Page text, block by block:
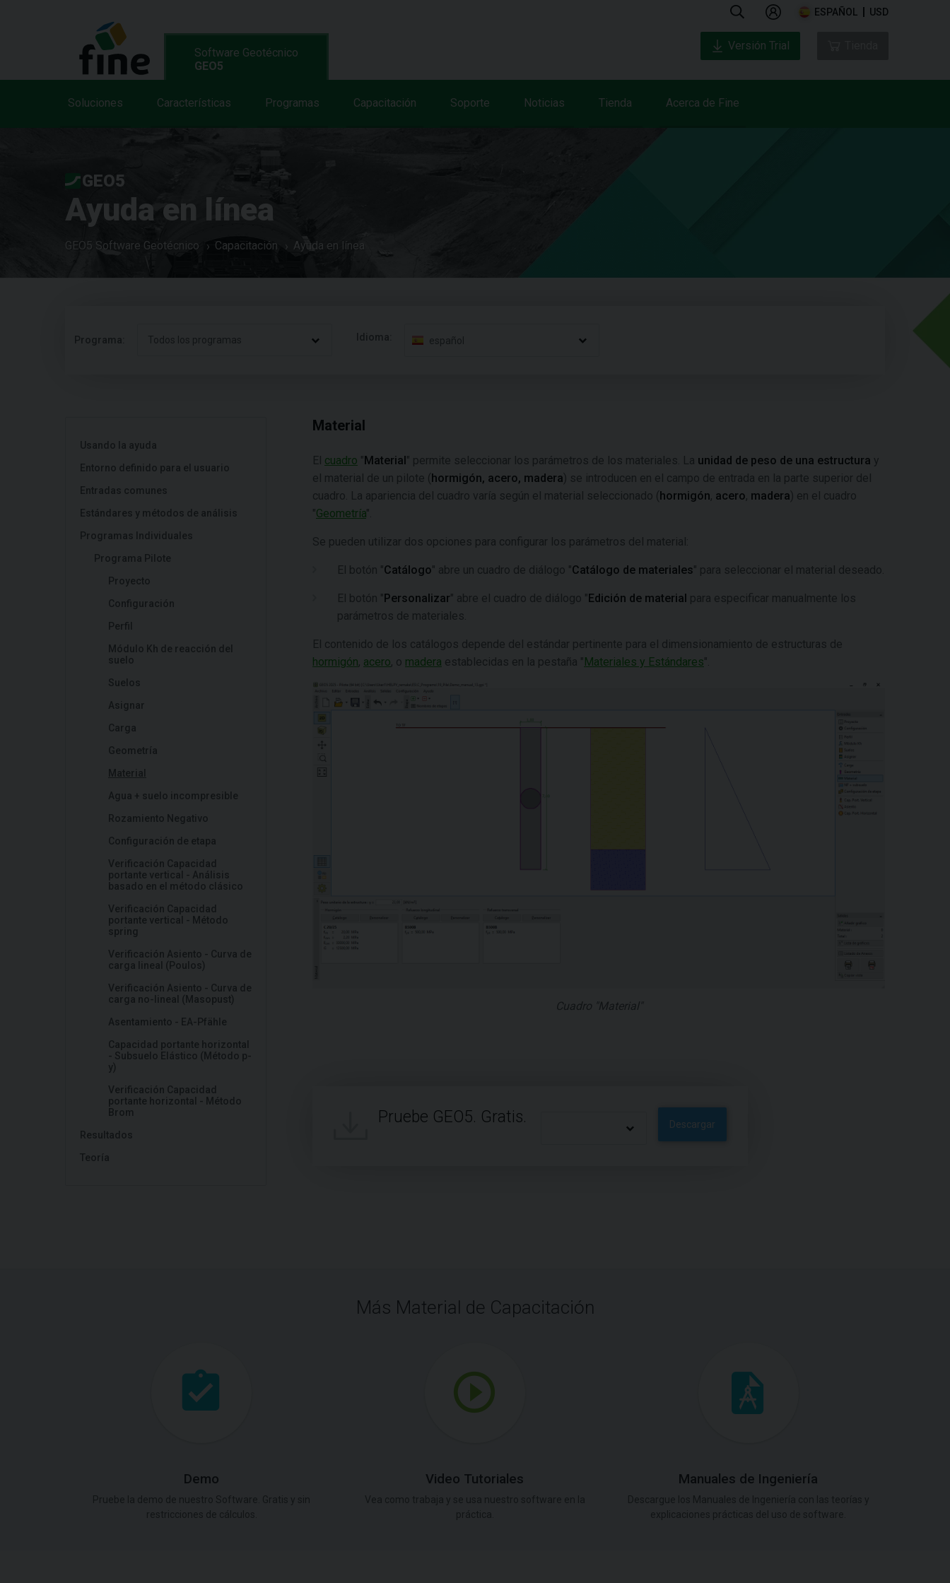
ESPAÑOL USD
Software Geotécnico
GEO5
Soluciones Características Programas Capacitación Soporte Noticias Tienda Acerca de Fine
Versión Trial
GEO5
Ayuda en línea
GEO5 Software Geotécnico Capacitación Ayuda en línea
Programa: Todos los programas Idioma: español
Usando la ayuda
Entorno definido para el usuario
Entradas comunes
Estándares y métodos de análisis
Programas Individuales
Programa Pilote
Proyecto
Configuración
Perfil
Módulo Kh de reacción del
suelo
Suelos
Asignar
Carga
Geometría
Material
Agua + suelo incompresible
Rozamiento Negativo
Configuración de etapa
Verificación Capacidad
portante vertical - Análisis
basado en el método clásico
Verificación Capacidad
portante vertical - Método
spring
Verificación Asiento - Curva de
carga lineal (Poulos)
Verificación Asiento - Curva de
carga no-lineal (Masopust)
Asentamiento - EA-Pfähle
Capacidad portante horizontal
- Subsuelo Elástico (Método p-
y)
Verificación Capacidad
portante horizontal - Método
Brom
Resultados
Teoría
Material
El cuadro "Material" permite seleccionar los parámetros de los materiales. La unidad de peso de una estructura y
el material de un pilote ( hormigón, acero, madera) se introducen en el campo de entrada en la parte superior del
cuadro. La apariencia del cuadro varía según el material seleccionado ( hormigón, acero, madera) en el cuadro
"Geometría".
Se pueden utilizar dos opciones para configurar los parámetros del material:
El botón "Catálogo" abre un cuadro de diálogo "Catálogo de materiales" para seleccionar el material deseado.
El botón "Personalizar" abre el cuadro de diálogo "Edición de material para especificar manualmente los
parámetros de materiales.
El contenido de los catálogos depende del estándar pertinente para el dimensionamiento de estructuras de
hormigón, acero, o madera establecidas en la pestaña "Materiales y Estándares".
Cuadro "Material"
Pruebe GEO5. Gratis. Descargar
Más Material de Capacitación
Demo Video Tutoriales Manuales de Ingeniería